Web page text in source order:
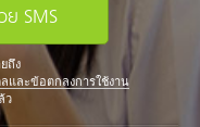
SMS
ถึง
และข้อตกลงการใช้งาน
ว